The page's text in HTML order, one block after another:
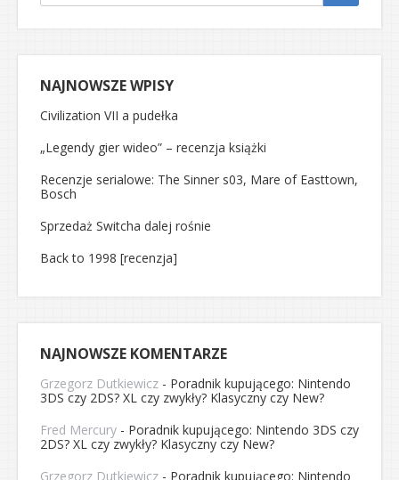
NAJNOWSZE WPISY
Civilization VII a pudełka
„Legendy gier wideo” – recenzja książki
Recenzje serialowe: The Sinner s03, Mare of Easttown,
Bosch
Sprzedaż Switcha dalej rośnie
Back to 1998 [recenzja]
NAJNOWSZE KOMENTARZE
Grzegorz Dutkiewicz - Poradnik kupującego: Nintendo
3DS czy 2DS? XL czy zwykły? Klasyczny czy New?
Fred Mercury - Poradnik kupującego: Nintendo 3DS czy
2DS? XL czy zwykły? Klasyczny czy New?
Grzegorz Dutkiewicz - Poradnik kupującego: Nintendo